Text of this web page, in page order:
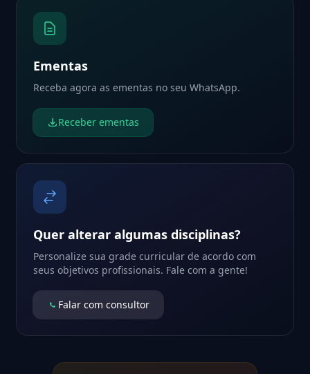
Ementas
Receba agora as ementas no seu WhatsApp.
Receber ementas
Quer alterar algumas disciplinas?
Personalize sua grade curricular de acordo com
seus objetivos profissionais. Fale com a gente!
Falar com consultor